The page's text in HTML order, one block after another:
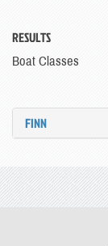
RESULTS
Boat Classes
FINN